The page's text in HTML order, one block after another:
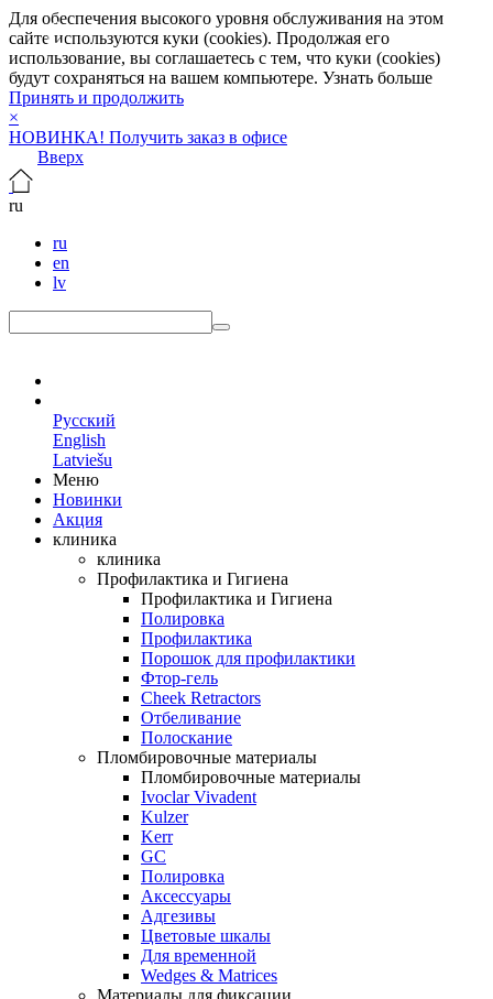
Для обеспечения высокого уровня обслуживания на этом
сайте используются куки (cookies). Продолжая его
использование, вы соглашаетесь с тем, что куки (cookies)
будут сохраняться на вашем компьютере. Узнать больше
Принять и продолжить
×
НОВИНКА! Получить заказ в офисе
Вверх
ru
ru
en
lv
Русский
English
Latviešu
Меню
Новинки
Акция
клиника
клиника
Профилактика и Гигиена
Профилактика и Гигиена
Полировка
Профилактика
Порошок для профилактики
Фтор-гель
Cheek Retractors
Отбеливание
Полоскание
Пломбировочные материалы
Пломбировочные материалы
Ivoclar Vivadent
Kulzer
Kerr
GC
Полировка
Аксессуары
Адгезивы
Цветовые шкалы
Для временной
Wedges & Matrices
Материалы для фиксации